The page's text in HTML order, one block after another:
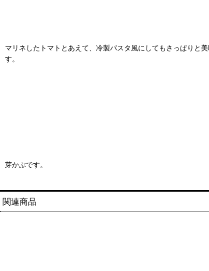
マリネしたトマトとあえて、冷製パスタ風にしてもさっぱりと
す。
芽かぶです。
関連商品